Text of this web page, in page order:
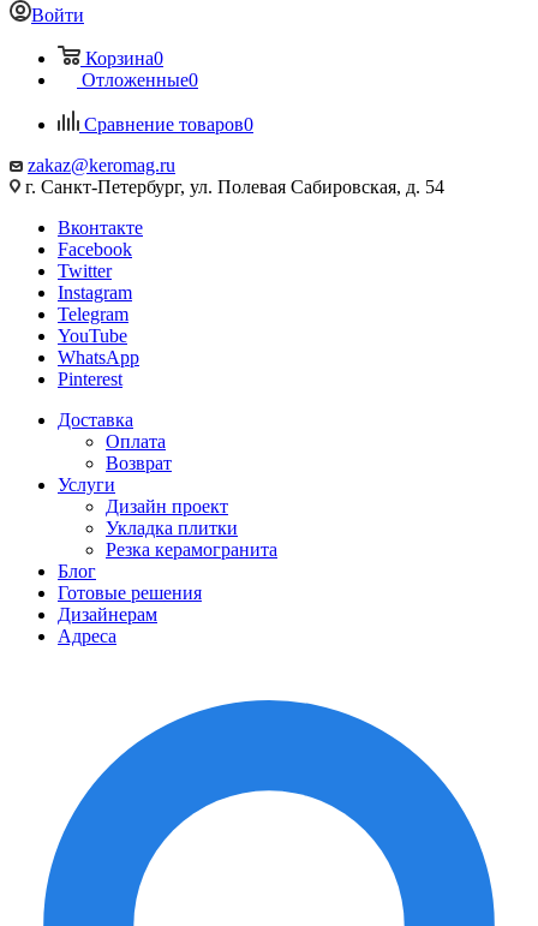
Войти
Корзина0
Отложенные0
Сравнение товаров0
zakaz@keromag.ru
г. Санкт-Петербург, ул. Полевая Сабировская, д. 54
Вконтакте
Facebook
Twitter
Instagram
Telegram
YouTube
WhatsApp
Pinterest
Доставка
Оплата
Возврат
Услуги
Дизайн проект
Укладка плитки
Резка керамогранита
Блог
Готовые решения
Дизайнерам
Адреса